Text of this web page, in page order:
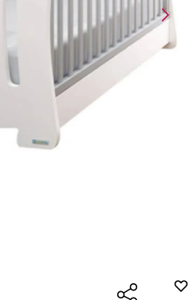
θα λάβεις δωρεάν το είδος με τη
αν αγοράσεις τουλάχιστον
έκπτωση
στο καλάθι, αν αγοράσεις
με την ειδική σήμανση.
να γνωρίζουμε για το δώρο σου